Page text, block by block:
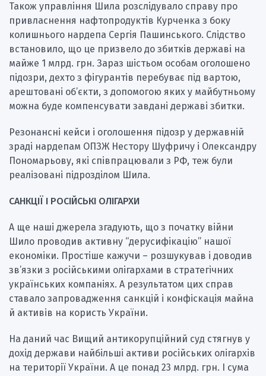
Також управління Шила розслідувало справу про
привласнення нафтопродуктів Курченка з боку
колишнього нардепа Сергія Пашинського. Слідство
встановило, що це призвело до збитків державі на
майже 1 млрд. грн. Зараз шістьом особам оголошено
підозри, дехто з фігурантів перебуває під вартою,
арештовані об’єкти, з допомогою яких у майбутньому
можна буде компенсувати завдані державі збитки.
Резонансні кейси і оголошення підозр у державній
зраді нардепам ОПЗЖ Нестору Шуфричу і Олександру
Пономарьову, які співпрацювали з РФ, теж були
реалізовані підрозділом Шила.
САНКЦІЇ І РОСІЙСЬКІ ОЛІГАРХИ
А ще наші джерела згадують, що з початку війни
Шило проводив активну “дерусифікацію” нашої
економіки. Простіше кажучи – розшукував і доводив
зв’язки з російськими олігархами в стратегічних
українських компаніях. А результатом цих справ
ставало запровадження санкцій і конфіскація майна
й активів на користь України.
На даний час Вищий антикорупційний суд стягнув у
дохід держави найбільші активи російських олігархів
на території України. А це понад 23 млрд. грн. І сума